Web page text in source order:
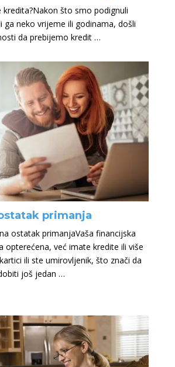
što smo podignuli
ga neko vrijeme ili godinama, došli
da prebijemo kredit …
primanja
ostatak primanjaVaša financijska
opterećena, već imate kredite ili više
ili ste umirovljenik, što znači da
još jedan …